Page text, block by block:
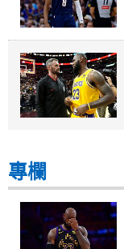
專欄